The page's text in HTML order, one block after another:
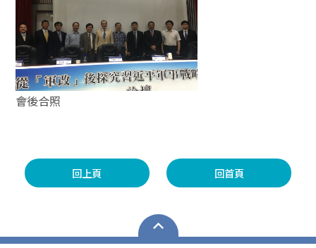
會後合照
回上頁 回首頁